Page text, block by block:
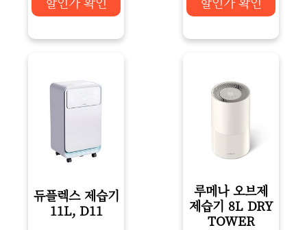
듀플렉스 제습기
11L, D11
루메나 오브제
제습기 8L DRY
TOWER